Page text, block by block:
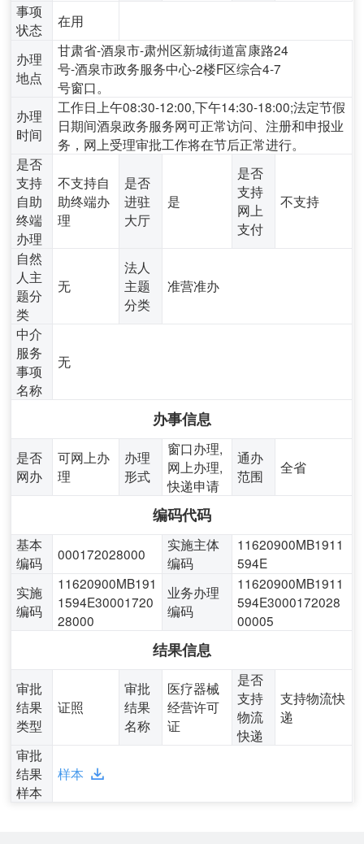
事项
状态
在用
办理
地点
甘肃省-酒泉市-肃州区新城街道富康路24
号-酒泉市政务服务中心-2楼F区综合4-7
号窗口。
办理
时间
工作日上午08:30-12:00,下午14:30-18:00;法定节假
日期间酒泉政务服务网可正常访问、注册和申报业
务，网上受理审批工作将在节后正常进行。
是否
支持
自助
终端
办理
不支持自
助终端办
理
是否
进驻
大厅
是
是否
支持
网上
支付
不支持
自然
人主
题分
类
无
法人
主题
分类
准营准办
中介
服务
事项
名称
无
办事信息
是否
网办
可网上办
理
办理
形式
窗口办理,
网上办理,
快递申请
通办
范围
全省
编码代码
基本
编码
000172028000
实施主体
编码
11620900MB1911
594E
实施
编码
11620900MB191
1594E30001720
28000
业务办理
编码
11620900MB1911
594E3000172028
00005
结果信息
审批
结果
类型
证照
审批
结果
名称
医疗器械
经营许可
证
是否
支持
物流
快递
支持物流快
递
审批
结果
样本
样本